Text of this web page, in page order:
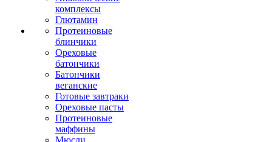
комплексы
Глютамин
Протеиновые
блинчики
Ореховые
батончики
Батончики
веганские
Готовые завтраки
Ореховые пасты
Протеиновые
маффины
Мюсли